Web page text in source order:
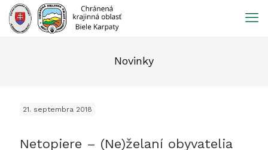
Prejsť
obsah
Novinky
21. septembra 2018
Netopiere – (Ne)želaní obyvatelia